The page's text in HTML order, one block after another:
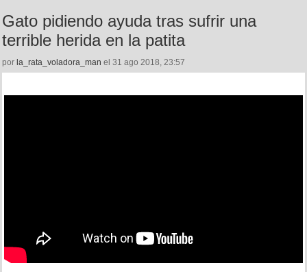
Gato pidiendo ayuda tras sufrir una
terrible herida en la patita
por la_rata_voladora_man el 31 ago 2018, 23:57